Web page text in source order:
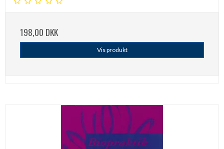
198,00 DKK
Vis produkt